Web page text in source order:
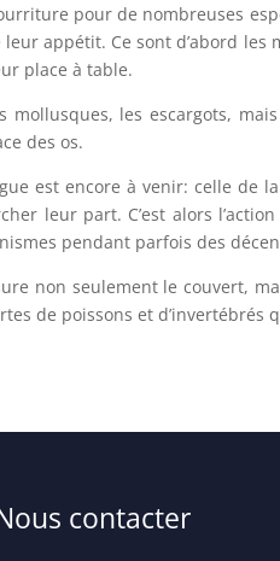
pour de nombreuses
appétit. Ce sont d’abord les
place à table.
mollusques, les escargots,
des os.
est encore à venir: celle de
leur part. C’est alors
pendant parfois des
non seulement le couvert,
de poissons et d’invertébrés
contacter